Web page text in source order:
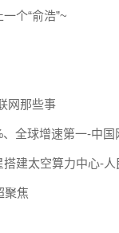
个“俞浩”~
网那些事
全球增速第一-中国
建太空算力中心-人
聚焦